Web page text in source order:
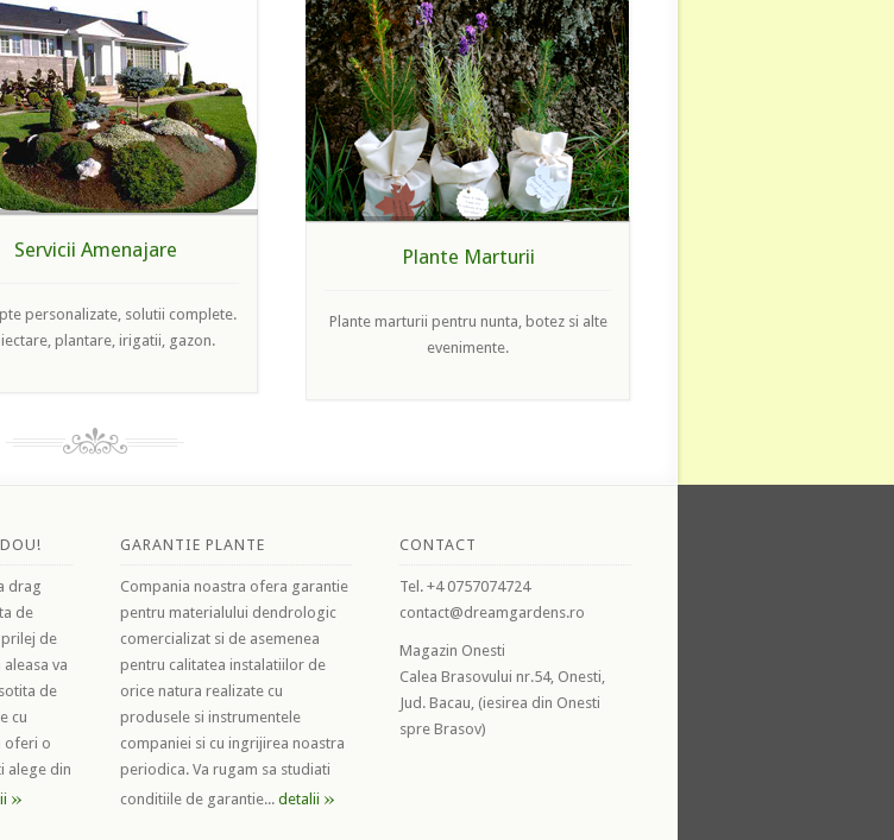
Servicii Amenajare
personalizate, solutii complete.
plantare, irigatii, gazon.
Plante Marturii
Plante marturii pentru nunta, botez si alte
evenimente.
drag
de
prilej de
va
de
cu
oferi o
alege din
»
GARANTIE PLANTE
Compania noastra ofera garantie
pentru materialului dendrologic
comercializat si de asemenea
pentru calitatea instalatiilor de
orice natura realizate cu
produsele si instrumentele
companiei si cu ingrijirea noastra
periodica. Va rugam sa studiati
conditiile de garantie... detalii »
CONTACT
Tel. +4 0757074724
contact@dreamgardens.ro
Magazin Onesti
Calea Brasovului nr.54, Onesti,
Jud. Bacau, (iesirea din Onesti
spre Brasov)